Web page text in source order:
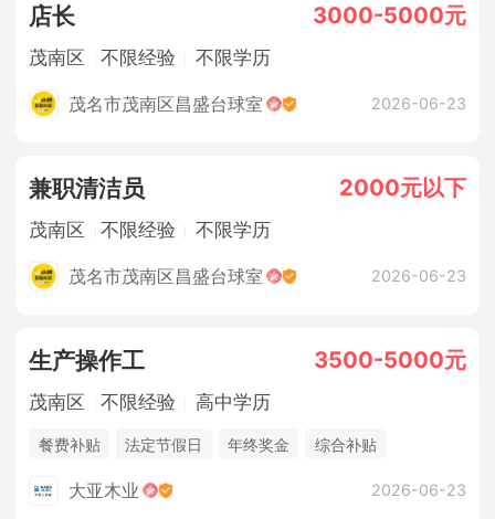
店长 3000-5000元
茂南区 不限经验 不限学历
茂名市茂南区昌盛台球室 2026-06-23
兼职清洁员 2000元以下
茂南区 不限经验 不限学历
茂名市茂南区昌盛台球室 2026-06-23
生产操作工 3500-5000元
茂南区 不限经验 高中学历
餐费补贴 法定节假日 年终奖金
综合补贴
大亚木业 2026-06-23